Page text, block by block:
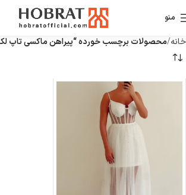
منو
خانه محصولات برچسب خورده “پیراهن ماکسی تاپ